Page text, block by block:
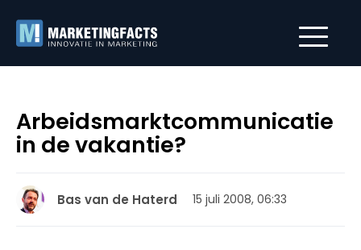
Arbeidsmarktcommunicatie
in de vakantie?
Bas van de Haterd 15 juli 2008, 06:33